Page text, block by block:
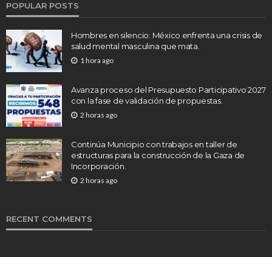
POPULAR POSTS
Hombres en silencio: México enfrenta una crisis de
salud mental masculina que mata.
1 hora ago
Avanza proceso del Presupuesto Participativo 2027
con la fase de validación de propuestas.
2 horas ago
Continúa Municipio con trabajos en taller de
estructuras para la construcción de la Gaza de
Incorporación.
2 horas ago
RECENT COMMENTS